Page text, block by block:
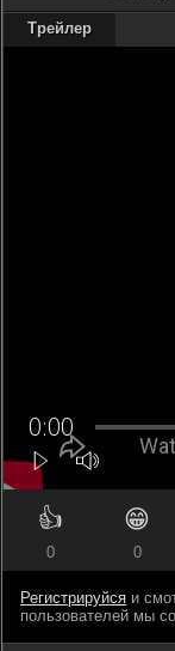
Трейлер
👍
0
😁
0
Регистрируйся и
пользователей мы